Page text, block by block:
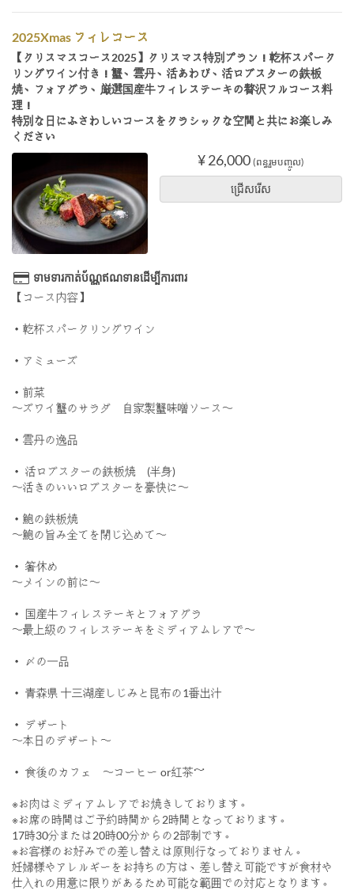
2025Xmas フィレコース
【クリスマスコース2025】クリスマス特別プラン！乾杯スパーク
リングワイン付き！蟹、雲丹、活あわび、活ロブスターの鉄板
焼、フォアグラ、厳選国産牛フィレステーキの贅沢フルコース料
理！
特別な日にふさわしいコースをクラシックな空間と共にお楽しみ
ください
¥ 26,000 (ពន្ធរួមបញ្ចូល)
ជ្រើសរើស
ទាមទារកាត់ប័ណ្ណឥណទានដើម្បីការពារ
【コース内容】
・乾杯スパークリングワイン
・アミューズ
・前菜
〜ズワイ蟹のサラダ 自家製蟹味噌ソース〜
・雲丹の逸品
・ 活ロブスターの鉄板焼 (半身)
〜活きのいいロブスターを豪快に〜
・鮑の鉄板焼
〜鮑の旨み全てを閉じ込めて〜
・ 箸休め
〜メインの前に〜
・ 国産牛フィレステーキとフォアグラ
〜最上級のフィレステーキをミディアムレアで〜
・ 〆の一品
・ 青森県 十三湖産しじみと昆布の1番出汁
・ デザート
〜本日のデザート〜
・ 食後のカフェ 〜コーヒー or紅茶～
※お肉はミディアムレアでお焼きしております。
※お席の時間はご予約時間から2時間となっております。
17時30分または20時00分からの2部制です。
※お客様のお好みでの差し替えは原則行なっておりません。
妊婦様やアレルギーをお持ちの方は、差し替え可能ですが食材や
仕入れの用意に限りがあるため可能な範囲での対応となります。